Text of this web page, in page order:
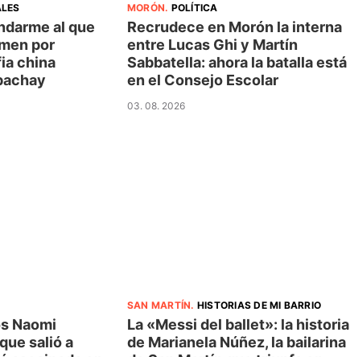
al que
por
china
MORÓN. POLÍTICA
Recrudece en Morón la interna
entre Lucas Ghi y Martín
Sabbatella: ahora la batalla está
en el Consejo Escolar
03. 08. 2026
Naomi
salió a
SAN MARTÍN. HISTORIAS DE MI BARRIO
La «Messi del ballet»: la historia
de Marianela Núñez, la bailarina